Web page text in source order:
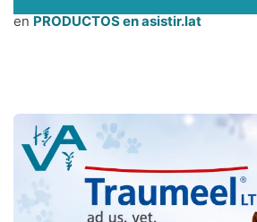
en PRODUCTOS en asistir.lat